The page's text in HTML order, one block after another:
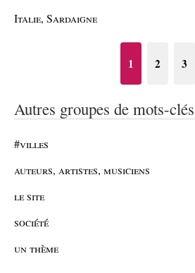
Italie, Sardaigne
1 2 3
Autres groupes de mots-clés
#villes
auteurs, artistes, musiciens
le site
société
un thème